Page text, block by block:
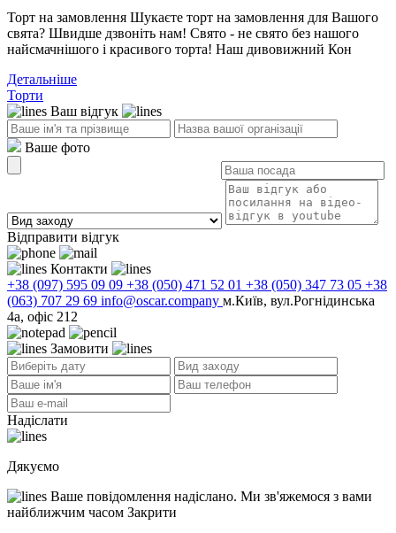
Торт на замовлення Шукаєте торт на замовлення для Вашого
свята? Швидше дзвоніть нам! Свято - не свято без нашого
найсмачнішого і красивого торта! Наш дивовижний Кон
Детальніше
Торти
Ваш відгук
Ваше фото
Відправити відгук
Контакти
+38 (097) 595 09 09 +38 (050) 471 52 01 +38 (050) 347 73 05 +38
(063) 707 29 69 info@oscar.company м.Київ, вул.Рогнідинська
4а, офіс 212
Замовити
Надіслати
Дякуємо
Ваше повідомлення надіслано. Ми зв'яжемося з вами
найближчим часом Закрити